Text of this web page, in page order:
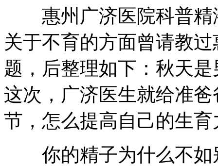
惠州广济医院科普精
关于不育的方面曾请教
题，后整理如下：秋天
这次，广济医生就给准
节，怎么提高自己的生育
你的精子为什么不如